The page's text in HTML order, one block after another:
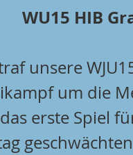
WU15 HIB
unsere
um die
erste Spiel